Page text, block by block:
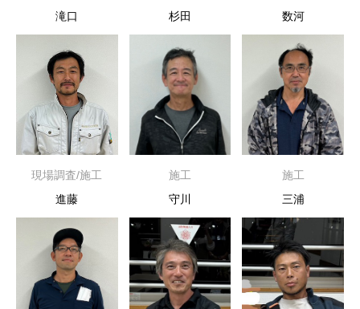
滝口
杉田
数河
現場調査/施工
進藤
施工
守川
施工
三浦